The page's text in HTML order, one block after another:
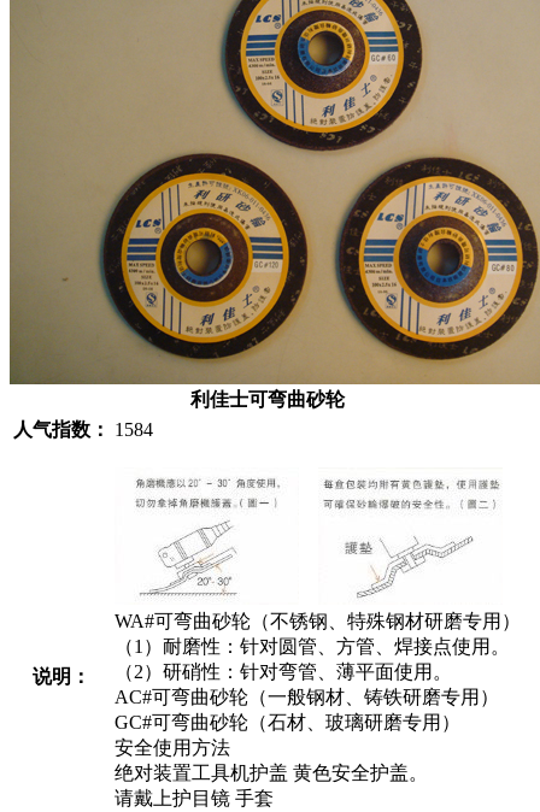
利佳士可弯曲砂轮
人气指数：
1584
说明：
WA#可弯曲砂轮（不锈钢、特殊钢材研磨专用）
（1）耐磨性：针对圆管、方管、焊接点使用。
（2）研硝性：针对弯管、薄平面使用。
AC#可弯曲砂轮（一般钢材、铸铁研磨专用）
GC#可弯曲砂轮（石材、玻璃研磨专用）
安全使用方法
绝对装置工具机护盖 黄色安全护盖。
请戴上护目镜 手套